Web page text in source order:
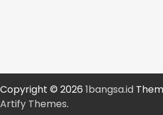
Copyright © 2026 1bangsa.id
Artify Themes.